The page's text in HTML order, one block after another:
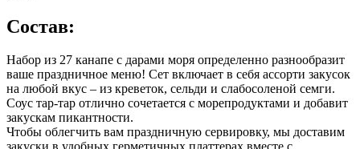
Состав:
Набор из 27 канапе с дарами моря определенно разнообразит
ваше праздничное меню! Сет включает в себя ассорти закусок
на любой вкус – из креветок, сельди и слабосоленой семги.
Соус тар-тар отлично сочетается с морепродуктами и добавит
закускам пикантности.
Чтобы облегчить вам праздничную сервировку, мы доставим